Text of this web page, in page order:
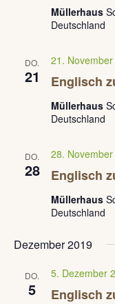
Müllerhaus
Deutschland
DO.
21 Englisch
21.
Müllerhaus
Deutschland
DO.
28 Englisch
28.
Müllerhaus
Deutschland
Dezember 2019
DO.
5 Englisch
5. Dezember